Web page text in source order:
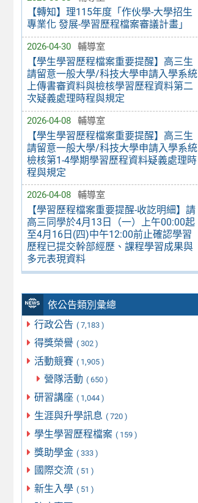
【轉知】理115年度「作伙學-大學招生
專業化 發展-學習歷程檔案審議計畫」
2026-04-30 輔導室
【學生學習歷程檔案重要提醒】高三生
請留意一般大學/科技大學申請入學系統
上傳書審資料與檢核學習歷程資料第二
次疑義處理時程與規定
2026-04-08 輔導室
【學生學習歷程檔案重要提醒】高三生
請留意一般大學/科技大學申請入學系統
檢核第1-4學期學習歷程資料疑義處理時
程與規定
2026-04-08 輔導室
【學習歷程檔案重要提醒-收訖明細】請
高三同學於4月13日（一）上午00:00起
至4月16日(四)中午12:00前止確認學習
歷程已提交幹部經歷、課程學習成果與
多元表現資料
依公告類別彙總
行政公告 ( 7,183 )
得獎榮譽 ( 302 )
活動競賽 ( 1,905 )
營隊活動 ( 650 )
研習講座 ( 1,044 )
生涯與升學訊息 ( 720 )
學生學習歷程檔案 ( 159 )
獎助學金 ( 333 )
國際交流 ( 51 )
新生入學 ( 51 )